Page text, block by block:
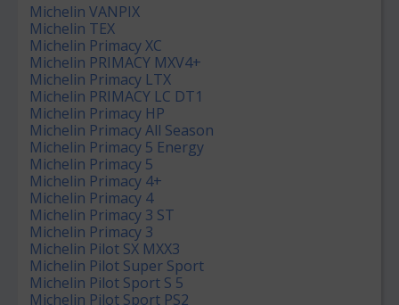
Michelin VANPIX
Michelin TEX
Michelin Primacy XC
Michelin PRIMACY MXV4+
Michelin Primacy LTX
Michelin PRIMACY LC DT1
Michelin Primacy HP
Michelin Primacy All Season
Michelin Primacy 5 Energy
Michelin Primacy 5
Michelin Primacy 4+
Michelin Primacy 4
Michelin Primacy 3 ST
Michelin Primacy 3
Michelin Pilot SX MXX3
Michelin Pilot Super Sport
Michelin Pilot Sport S 5
Michelin Pilot Sport PS2